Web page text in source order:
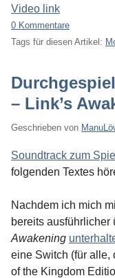
Video link
0 Kommentare
Tags für diesen Artikel:
– Link’s
Geschrieben von
Soundtrack zum Spiel
folgenden Textes
Nachdem ich mich
bereits ausführlicher
Awakening
eine Switch (für alle,
of the Kingdom